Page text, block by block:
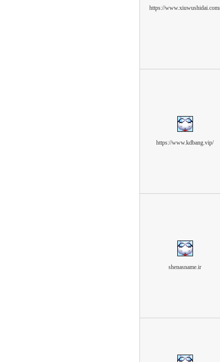
https://www.xiuwushidai.com/
https://www.kdbang.vip/
shenasname.ir